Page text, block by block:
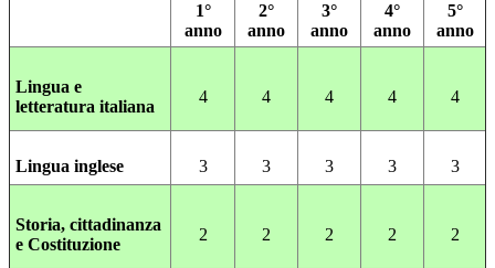
1°
anno
2°
anno
3°
anno
4°
anno
5°
anno
Lingua e
letteratura italiana
4 4 4 4 4
Lingua inglese 3 3 3 3 3
Storia, cittadinanza
e Costituzione
2 2 2 2 2